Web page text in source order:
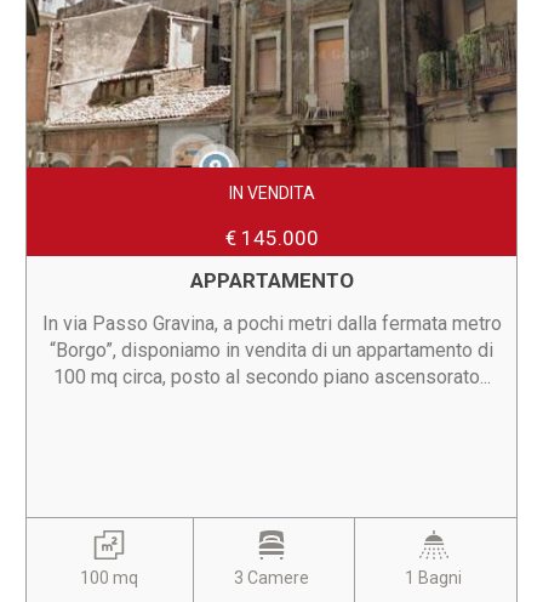
IN VENDITA
€ 145.000
APPARTAMENTO
In via Passo Gravina, a pochi metri dalla fermata metro
“Borgo”, disponiamo in vendita di un appartamento di
100 mq circa, posto al secondo piano ascensorato...
100 mq 3 Camere 1 Bagni